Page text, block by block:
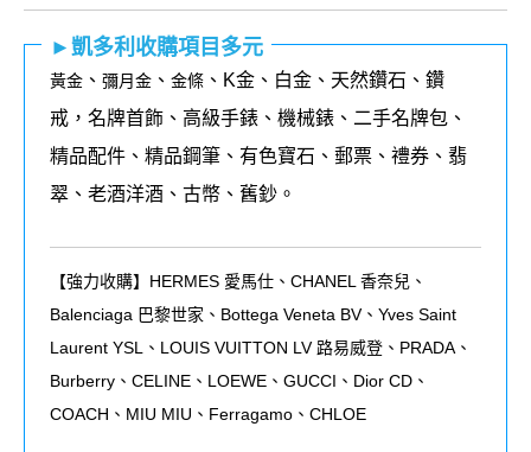
►凱多利收購項目多元
黃金 、 彌月金 、 金條 、K金、白金、天然鑽石、鑽
戒，名牌首飾、高級手錶、機械錶、二手名牌包、
精品配件、精品鋼筆、有色寶石、郵票、禮券、翡
翠、老酒洋酒、古幣、舊鈔。
【強力收購】HERMES 愛馬仕、CHANEL 香奈兒、
Balenciaga 巴黎世家、Bottega Veneta BV、Yves Saint
Laurent YSL、LOUIS VUITTON LV 路易威登、PRADA、
Burberry、CELINE、LOEWE、GUCCI、Dior CD、
COACH、MIU MIU、Ferragamo、CHLOE